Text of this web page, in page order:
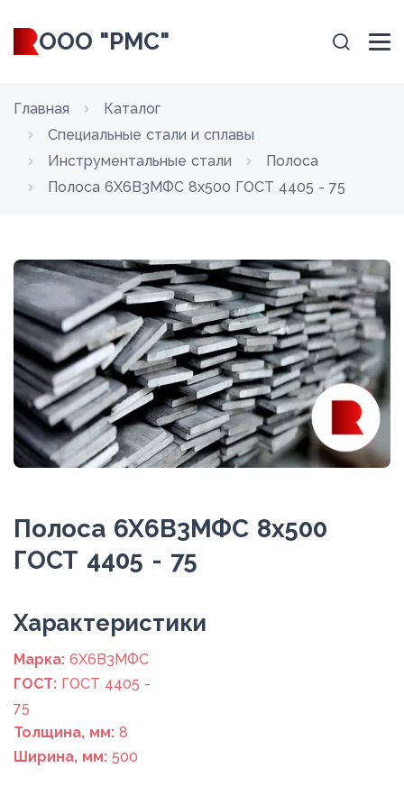
ООО "РМС"
Главная
Каталог
Специальные стали и сплавы
Инструментальные стали
Полоса
Полоса 6Х6В3МФС 8x500 ГОСТ 4405 - 75
Полоса 6Х6В3МФС 8x500
ГОСТ 4405 - 75
Xарактеристики
Марка: 6Х6В3МФС
ГОСТ: ГОСТ 4405 -
75
Толщина, мм: 8
Ширина, мм: 500